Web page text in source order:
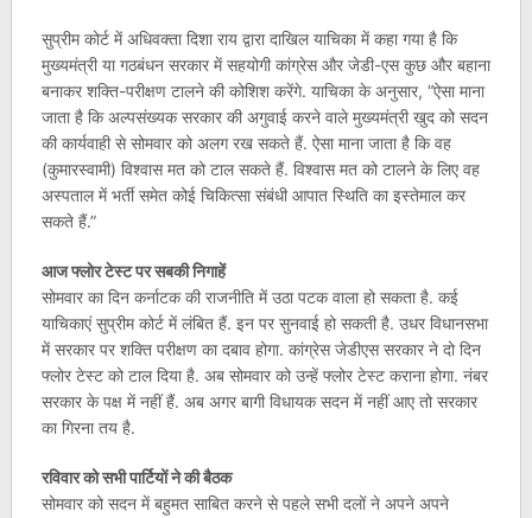
सुप्रीम कोर्ट में अधिवक्ता दिशा राय द्वारा दाखिल याचिका में कहा गया है कि
मुख्यमंत्री या गठबंधन सरकार में सहयोगी कांग्रेस और जेडी-एस कुछ और बहाना
बनाकर शक्ति-परीक्षण टालने की कोशिश करेंगे. याचिका के अनुसार, “ऐसा माना
जाता है कि अल्पसंख्यक सरकार की अगुवाई करने वाले मुख्यमंत्री खुद को सदन
की कार्यवाही से सोमवार को अलग रख सकते हैं. ऐसा माना जाता है कि वह
(कुमारस्वामी) विश्वास मत को टाल सकते हैं. विश्वास मत को टालने के लिए वह
अस्पताल में भर्ती समेत कोई चिकित्सा संबंधी आपात स्थिति का इस्तेमाल कर
सकते हैं.”
आज फ्लोर टेस्‍ट पर सबकी निगाहें
सोमवार का दिन कर्नाटक की राजनीति में उठा पटक वाला हो सकता है. कई
याचिकाएं सुप्रीम कोर्ट में लंबि‍त हैं. इन पर सुनवाई हो सकती है. उधर विधानसभा
में सरकार पर शक्‍त‍ि परीक्षण का दबाव होगा. कांग्रेस जेडीएस सरकार ने दो दिन
फ्लोर टेस्‍ट को टाल दिया है. अब सोमवार को उन्‍हें फ्लोर टेस्‍ट कराना होगा. नंबर
सरकार के पक्ष में नहीं हैं. अब अगर बागी विधायक सदन में नहीं आए तो सरकार
का गिरना तय है.
रविवार को सभी पार्टि‍यों ने की बैठक
सोमवार को सदन में बहुमत साब‍ित करने से पहले सभी दलों ने अपने अपने